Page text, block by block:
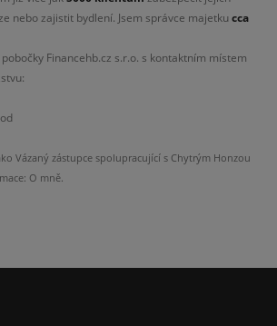
nebo zajistit bydlení. Jsem správce majetku cca
Financehb.cz s.r.o. s kontaktním místem
Vázaný zástupce spolupracující s Chytrým Honzou
O mně.